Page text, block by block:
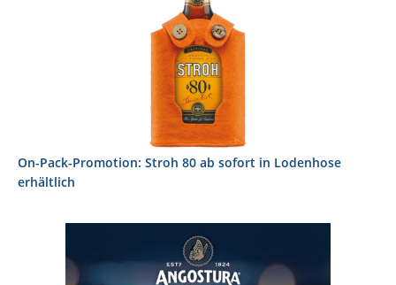
On-Pack-Promotion: Stroh 80 ab sofort in Lodenhose
erhältlich